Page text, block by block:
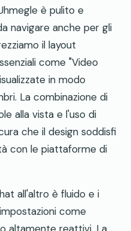
è pulito e
navigare anche per gli
il layout
come "Video
in modo
La combinazione di
alla vista e l'uso di
che il design soddisfi
con le piattaforme di
all'altro è fluido e i
come